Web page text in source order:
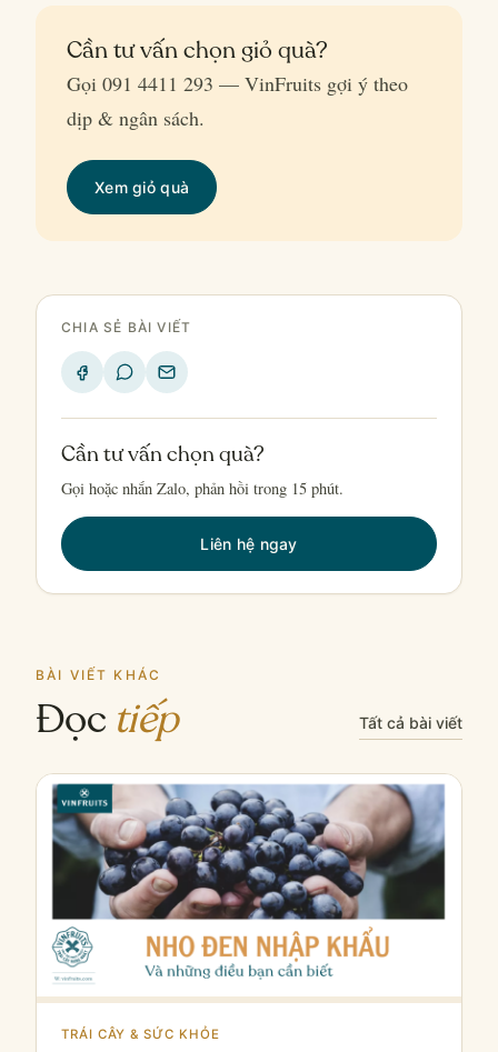
Cần tư vấn chọn giỏ quà?
Gọi 091 4411 293 — VinFruits gợi ý theo
dịp & ngân sách.
Xem giỏ quà
CHIA SẺ BÀI VIẾT
Cần tư vấn chọn quà?
Gọi hoặc nhắn Zalo, phản hồi trong 15 phút.
Liên hệ ngay
BÀI VIẾT KHÁC
Đọc tiếp Tất cả bài viết
TRÁI CÂY & SỨC KHỎE